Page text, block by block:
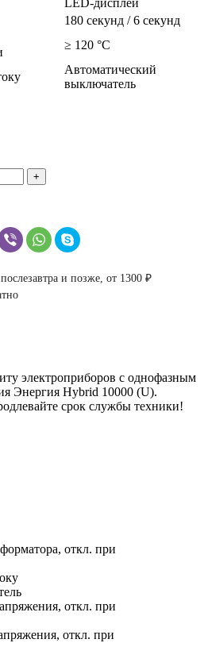
180 секунд / 6 секунд
≥ 120 °С
Автоматический
выключатель
+
послезавтра и позже, от 1300 ₽
электроприборов с однофазным
Энергия Hybrid 10000 (U).
срок службы техники!
откл. при
откл. при
откл. при